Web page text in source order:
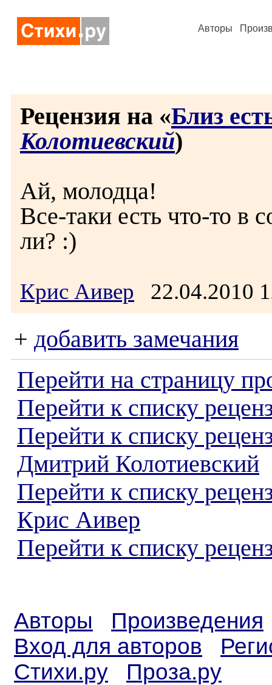
Авторы
Рецензия на «Близ
Колотиевский)
Ай, молодца!
Все-таки есть что-то в
ли? :)
Крис Аивер 22.04.2010
+ добавить замечания
Перейти на страницу
Перейти к списку
Перейти к списку
Дмитрий Колотиевский
Перейти к списку
Крис Аивер
Перейти к списку
Авторы
Произведения
Вход для авторов
Стихи.ру
Проза.ру